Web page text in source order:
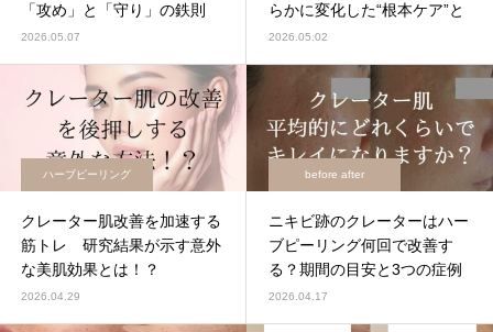
「攻め」と「守り」の鉄則
2026.05.07
らかに変化した“根本ケア”と
は
2026.05.02
ハーブピーリング
クレーター肌改善を加速する
筋トレ 研究結果が示す意外
な美肌効果とは！？
2026.04.29
before after
ニキビ跡のクレーターはハー
ブピーリング何回で改善す
る？期間の目安と3つの症例
を解説
2026.04.17